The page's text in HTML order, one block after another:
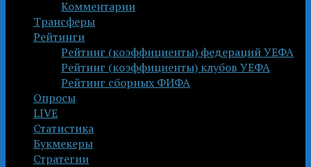
Комментарии
Трансферы
Рейтинги
Рейтинг (коэффициенты) федераций УЕФА
Рейтинг (коэффициенты) клубов УЕФА
Рейтинг сборных ФИФА
Опросы
LIVE
Статистика
Букмекеры
Стратегии